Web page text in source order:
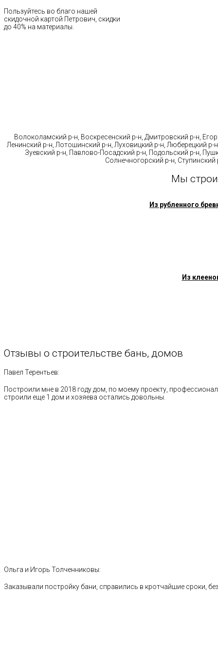
Пользуйтесь во благо нашей
скидочной картой Петрович, скидки
до 40% на материалы.
Волоколамский р-н, Воскресенский р-н, Дмитровский р-н,
Ленинский р-н, Лотошинский р-н, Луховицкий р-н, Люберецкий
Зуевский р-н, Павлово-Посадский р-н, Подольский р-н,
Солнечногорский р-н,
Мы
Из рубленного
Из
Отзывы о строительстве бань, домов
Павел Терентьев:
Построили мне в 2018 году дом, по моему проекту,
строили еще 1 дом и хозяева остались довольны.
Ольга и Игорь Толченниковы:
Заказывали постройку бани, справились в кротчайшие сроки,